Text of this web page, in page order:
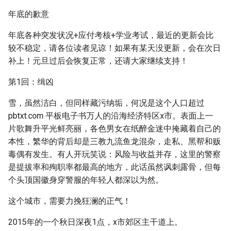
年底的歉意
年底各种突发状况+应付考核+学业考试，最近的更新会比
较不稳定，请各位读者见谅！如果有某天没更新，会在次日
补上！元旦过后会恢复正常，还请大家继续支持！
第1回：缉凶
雪，虽然洁白，但同样藏污纳垢，何况是这个人口超过
pbtxt.com 平板电子书万人的沿海经济特区x市。表面上一
片歌舞升平光鲜亮丽，各色男女在纸醉金迷中掩藏着自己的
本性，繁华的背后却是三教九流鱼龙混杂，走私、黑帮和贩
毒偶有发生。有人开玩笑说：风险与收益并存，这里的警察
是提拔率和殉职率都最高的地方，此话虽然讽刺露骨，但每
个头顶国徽身穿警服的年轻人都深以为然。
这个城市，需要力挽狂澜的正气！
2015年的一个秋日深夜1点，x市郊区主干道上。